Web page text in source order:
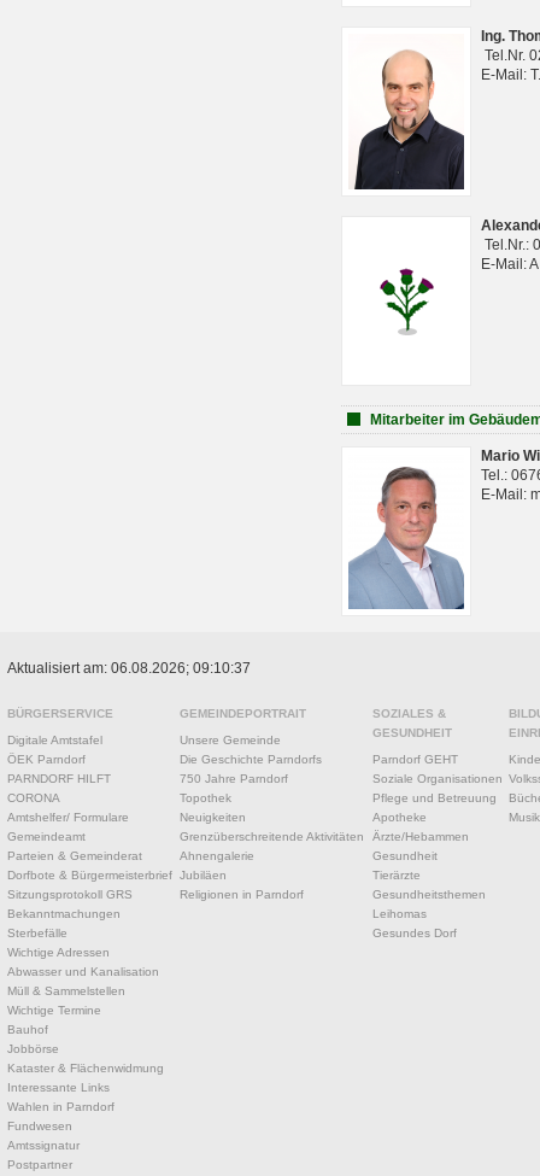
Ing.
Tel.Nr.
E-Mail:
Tel.Nr.:
E-Mail:
Mitarbeiter im
Mario
Tel.:
E-Mail:
Aktualisiert am: 06.08.2026; 09:10:37
BÜRGERSERVICE
Digitale Amtstafel
ÖEK Parndorf
PARNDORF HILFT
CORONA
Amtshelfer/ Formulare
Gemeindeamt
Parteien & Gemeinderat
Dorfbote & Bürgermeisterbrief
Sitzungsprotokoll GRS
Bekanntmachungen
Sterbefälle
Wichtige Adressen
Abwasser und Kanalisation
Müll & Sammelstellen
Wichtige Termine
Bauhof
Jobbörse
Kataster & Flächenwidmung
Interessante Links
Wahlen in Parndorf
Fundwesen
Amtssignatur
Postpartner
GEMEINDEPORTRAIT
Unsere Gemeinde
Die Geschichte Parndorfs
750 Jahre Parndorf
Topothek
Neuigkeiten
Grenzüberschreitende Aktivitäten
Ahnengalerie
Jubiläen
Religionen in Parndorf
SOZIALES &
GESUNDHEIT
Parndorf GEHT
Soziale Organisationen
Pflege und Betreuung
Apotheke
Ärzte/Hebammen
Gesundheit
Tierärzte
Gesundheitsthemen
Leihomas
Gesundes Dorf